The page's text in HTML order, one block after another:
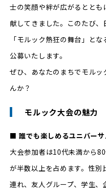
士の笑顔や絆が広がるとと
献してきました。このたび
「モルック熱狂の舞台」と
公募いたします。
ぜひ、あなたのまちでモル
んか？
モルック大会の魅力
■ 誰でも楽しめるユニバー
大会参加者は10代未満から
が半数以上を占めます。性
連れ、友人グループ、学生